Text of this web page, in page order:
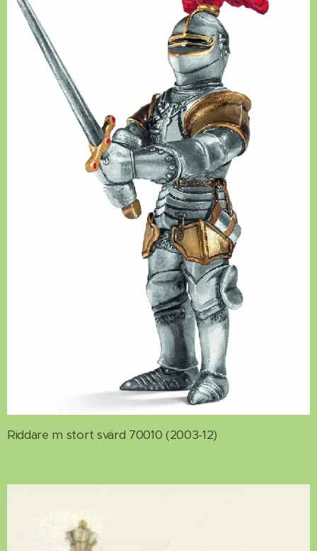
Riddare m stort svärd 70010 (2003-12)